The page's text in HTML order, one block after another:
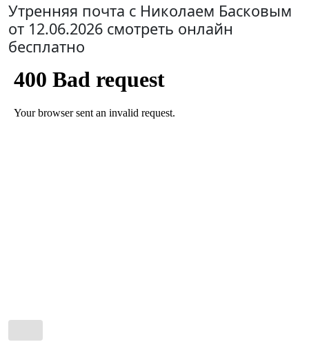
Утренняя почта с Николаем Басковым
от 12.06.2026 смотреть онлайн
бесплатно